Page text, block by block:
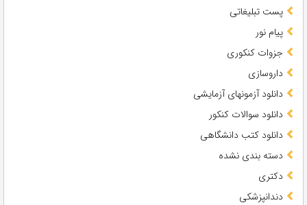
پست تبلیغاتی
پیام نور
جزوات کنکوری
داروسازی
دانلود آزمونهای آزمایشی
دانلود سوالات کنکور
دانلود کتب دانشگاهی
دسته بندی نشده
دکتری
دندانپزشکی